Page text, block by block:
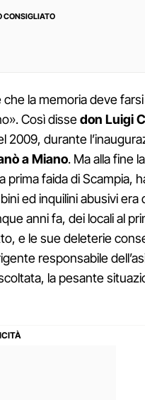
CONSIGLIATO
la memoria deve
Così dissedon Luigi
2009, durante
a Miano. Ma alla fine
faida di Scampia,
ed inquilini abusivi era
anni fa, dei locali al
e le sue deleterie
responsabile
la pesante